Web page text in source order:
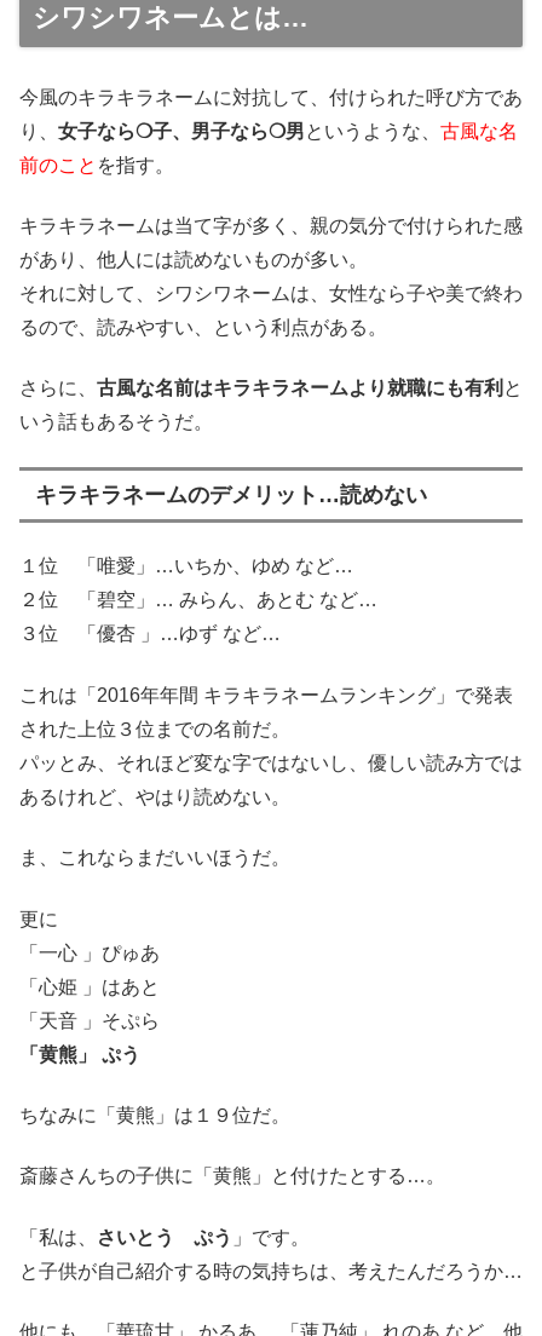
シワシワネームとは…
今風のキラキラネームに対抗して、付けられた呼び方であ
り、 女子なら❍子、男子なら❍男というような、 古風な名
前のこと を指す。
キラキラネームは当て字が多く、親の気分で付けられた感
があり、他人には読めないものが多い。
それに対して、シワシワネームは、女性なら子や美で終わ
るので、読みやすい、という利点がある。
さらに、 古風な名前はキラキラネームより就職にも有利 と
いう話もあるそうだ。
キラキラネームのデメリット…読めない
１位 「唯愛」…いちか、ゆめ など…
２位 「碧空」… みらん、あとむ など…
３位 「優杏 」…ゆず など…
これは「2016年年間 キラキラネームランキング」で発表
された上位３位までの名前だ。
パッとみ、それほど変な字ではないし、優しい読み方では
あるけれど、やはり読めない。
ま、これならまだいいほうだ。
更に
「一心 」ぴゅあ
「心姫 」はあと
「天音 」そぷら
「黄熊」 ぷう
ちなみに「黄熊」は１９位だ。
斎藤さんちの子供に「黄熊」と付けたとする…。
「私は、 さいとう ぷう 」です。
と子供が自己紹介する時の気持ちは、考えたんだろうか…